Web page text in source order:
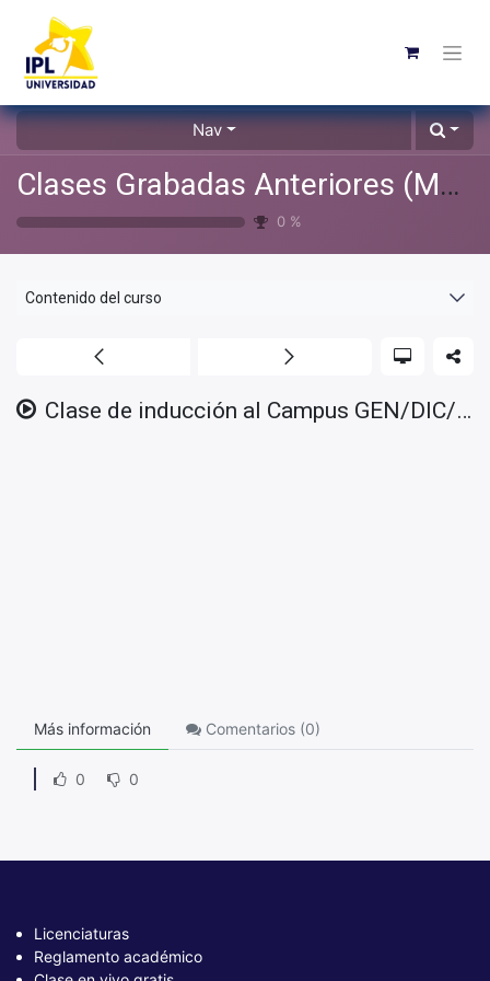
Nav
Clases Grabadas Anteriores (Material de apoyo para alumnos)
0 %
Contenido del curso
Clase de inducción al Campus GEN/DIC/24 - 2025/01/06
Más información Comentarios (0)
0 0
Licenciaturas
Reglamento académico